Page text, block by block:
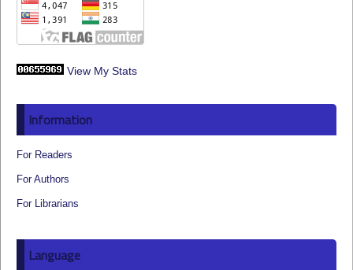
View My Stats
Information
For Readers
For Authors
For Librarians
Language